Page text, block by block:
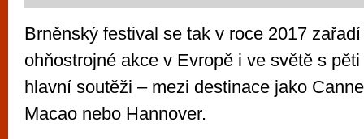
Brněnský festival se tak v roce 2017
ohňostrojné akce v Evropě i ve světě s
hlavní soutěži – mezi destinace jako
Macao nebo Hannover.